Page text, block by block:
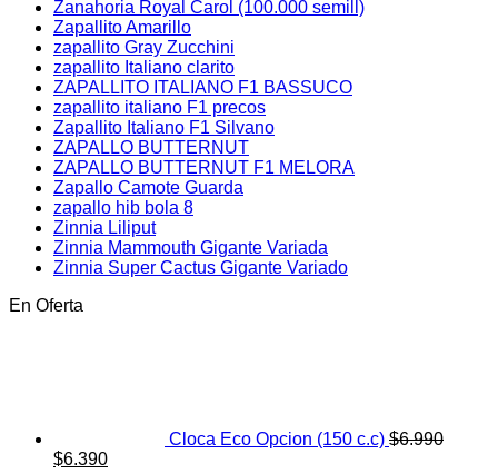
Zanahoria Royal Carol (100.000 semill)
Zapallito Amarillo
zapallito Gray Zucchini
zapallito Italiano clarito
ZAPALLITO ITALIANO F1 BASSUCO
zapallito italiano F1 precos
Zapallito Italiano F1 Silvano
ZAPALLO BUTTERNUT
ZAPALLO BUTTERNUT F1 MELORA
Zapallo Camote Guarda
zapallo hib bola 8
Zinnia Liliput
Zinnia Mammouth Gigante Variada
Zinnia Super Cactus Gigante Variado
En Oferta
Cloca Eco Opcion (150 c.c) $6.990
El
$6.390El